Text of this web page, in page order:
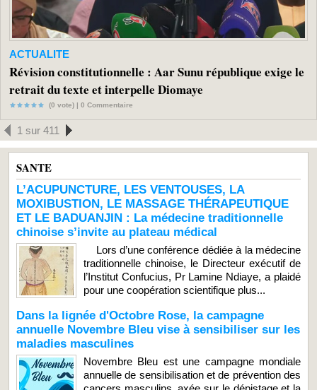
ACTUALITE
Révision constitutionnelle : Aar Sunu république exige le
retrait du texte et interpelle Diomaye
(0 vote) | 0 Commentaire
1 sur 411
SANTE
L’ACUPUNCTURE, LES VENTOUSES, LA
MOXIBUSTION, LE MASSAGE THÉRAPEUTIQUE
ET LE BADUANJIN : La médecine traditionnelle
chinoise s’invite au plateau médical
Lors d’une conférence dédiée à la médecine
traditionnelle chinoise, le Directeur exécutif de
l’Institut Confucius, Pr Lamine Ndiaye, a plaidé
pour une coopération scientifique plus...
Dans la lignée d'Octobre Rose, la campagne
annuelle Novembre Bleu vise à sensibiliser sur les
maladies masculines
Novembre Bleu est une campagne mondiale
annuelle de sensibilisation et de prévention des